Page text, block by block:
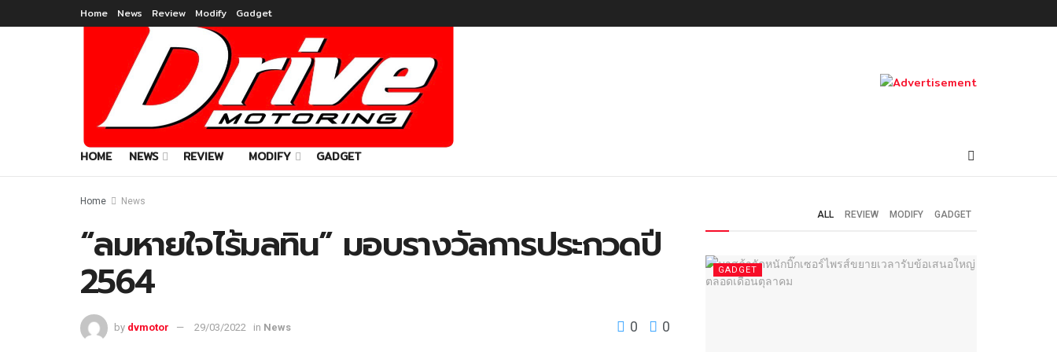
Home News Review Modify Gadget
HOME NEWS REVIEW MODIFY GADGET
Home News
“ลมหายใจไร้มลทิน” มอบรางวัลการประกวดปี
2564
by dvmotor 29/03/2022 in News 0 0
ALL REVIEW MODIFY GADGET
GADGET